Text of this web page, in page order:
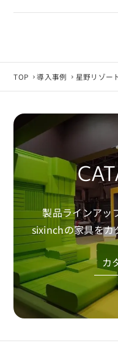
TOP 導入事例 星野リゾー
製品ラインアッ
sixinchの家具をカ
カ